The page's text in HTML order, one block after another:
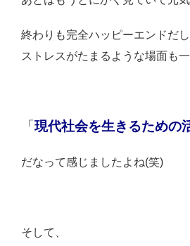
終わりも完全ハッピーエンドだし
ストレスがたまるような場面も一
「現代社会を生きるための
だなって感じましたよね(笑)
そして、